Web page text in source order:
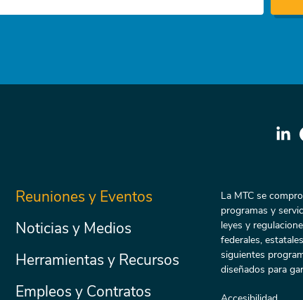
Secondary
Reuniones y Eventos
Noticias y Medios
Herramientas y Recursos
Empleos y Contratos
La MTC se
programas y
leyes y
federales,
siguientes
diseñados para